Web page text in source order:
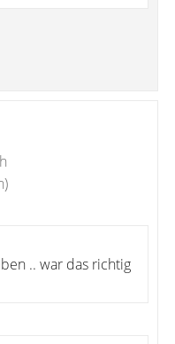
.. war das richtig